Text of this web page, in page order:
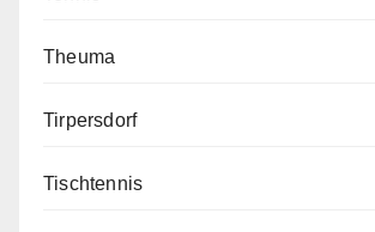
Theuma
Tirpersdorf
Tischtennis